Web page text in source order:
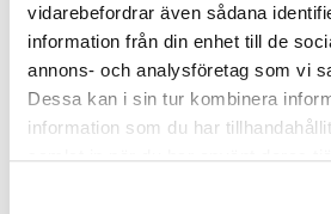
vidarebefordrar även sådana
information från din enhet till de
annons- och analysföretag som vi
Dessa kan i sin tur kombinera
information som du har
samlat in när du har använt deras